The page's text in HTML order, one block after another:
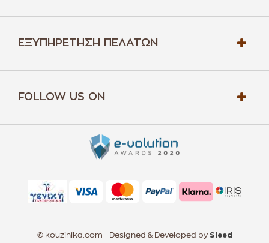
ΕΞΥΠΗΡΈΤΗΣΗ ΠΕΛΑΤΏΝ
© kouzinika.com - Designed & Developed by Sleed
FOLLOW US ON